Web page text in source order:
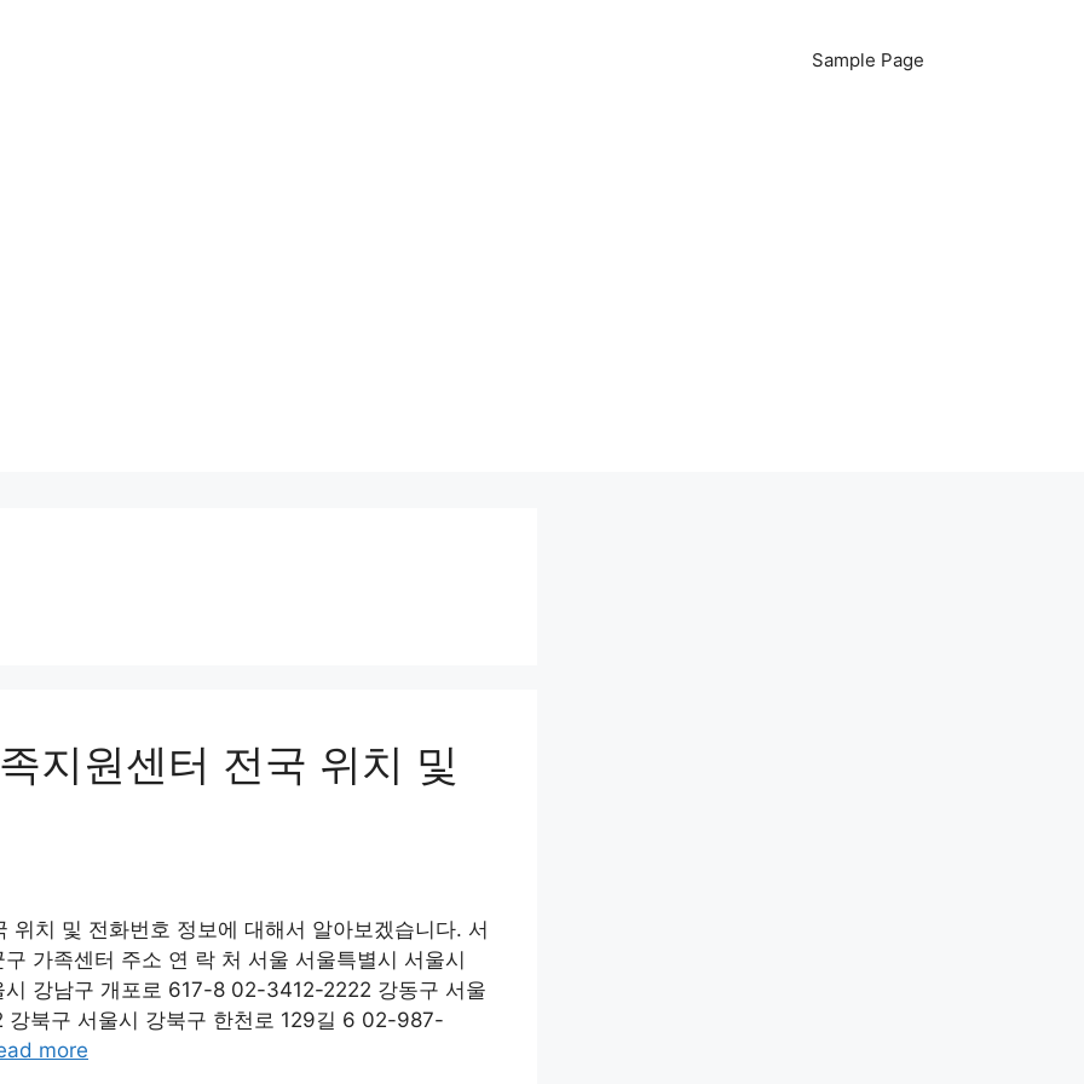
Sample Page
지원센터 전국 위치 및
치 및 전화번호 정보에 대해서 알아보겠습니다. 서
가족센터 주소 연 락 처 서울 서울특별시 서울시
강남구 개포로 617-8 02-3412-2222 강동구 서울
북구 서울시 강북구 한천로 129길 6 02-987-
more